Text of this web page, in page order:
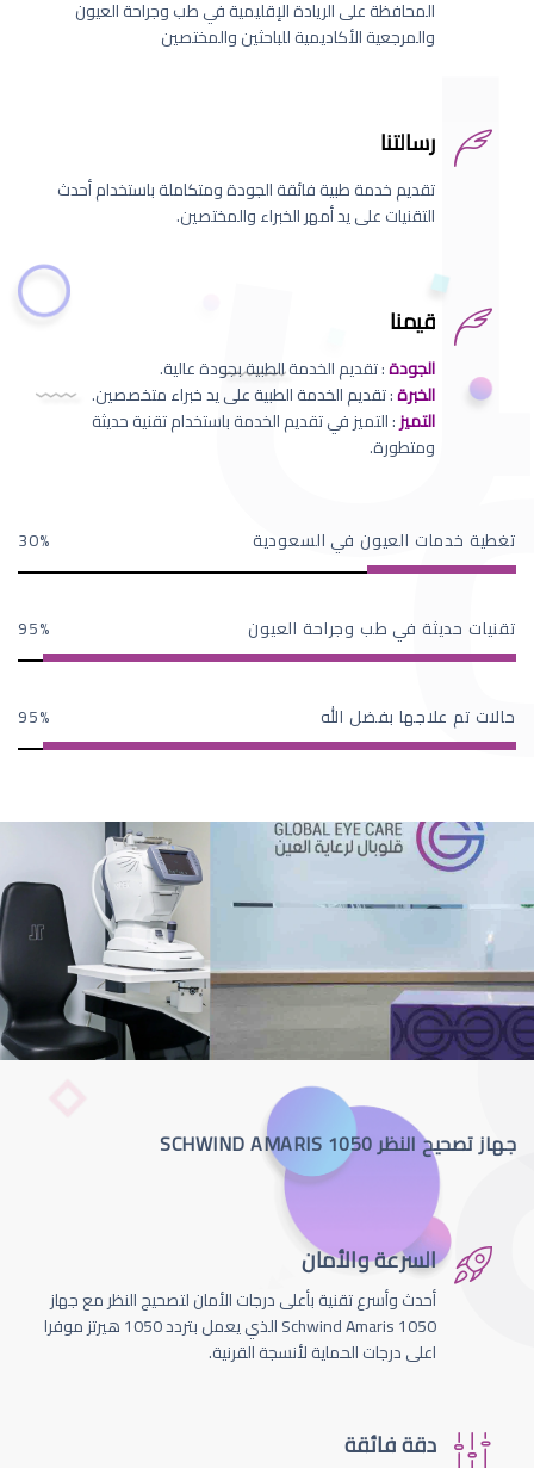
المحافظة على الريادة الإقليمية في طب وجراحة العيون
والمرجعية الأكاديمية للباحثين والمختصين
رسالتنا
تقديم خدمة طبية فائقة الجودة ومتكاملة باستخدام أحدث
التقنيات على يد أمهر الخبراء والمختصين.
قيمنا
الجودة: تقديم الخدمة الطبية بجودة عالية.
الخبرة: تقديم الخدمة الطبية على يد خبراء متخصصين.
التميز: التميز في تقديم الخدمة باستخدام تقنية حديثة
ومتطورة.
تغطية خدمات العيون في السعودية 30
تقنيات حديثة في طب وجراحة العيون 95
حالات تم علاجها بفضل الله 95
جهاز تصحيح النظر SCHWIND AMARIS 1050
السرعة والأمان
أحدث وأسرع تقنية بأعلى درجات الأمان لتصحيج النظر مع جهاز
Schwind Amaris 1050 الذي يعمل بتردد 1050 هيرتز موفرا
اعلى درجات الحماية لأنسجة القرنية.
دقة فائقة